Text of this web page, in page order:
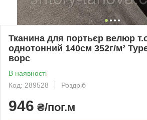
Тканина для портьєр велюр
однотонний 140см 352г/м²
ворс
В наявності
Код: 289528
Роздріб
946 ₴/пог.м